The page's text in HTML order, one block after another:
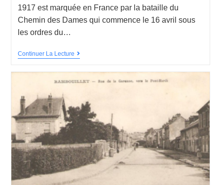
1917 est marquée en France par la bataille du
Chemin des Dames qui commence le 16 avril sous
les ordres du…
Continuer La Lecture